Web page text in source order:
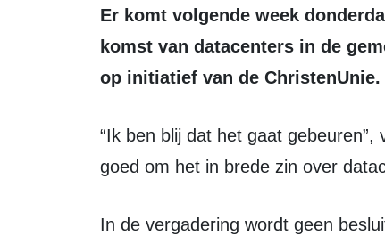
Er komt volgende week donderdag een extra raadsvergadering over de
komst van datacenters in de
op initiatief van de ChristenUnie.
“Ik ben blij dat het gaat gebeuren”, vertelt Ernst Bron van de ChristenUnie. Het is
goed om het in brede zin over
In de vergadering wordt geen besluit genomen over het geplande grote